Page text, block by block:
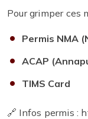
Pour grimper ces
Permis NMA
ACAP
TIMS Card
🔗 Infos permis :